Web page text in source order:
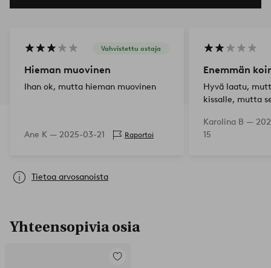
Vahvistettu ostaja
Hieman muovinen
Ihan ok, mutta hieman muovinen
Ane K — 2025-03-21 Raportoi
Enemmän
Hyvä laatu,
kissalle, mutta
koiralle.
Karolina B —
15
Tietoa arvosanoista
Yhteensopivia osia
Lisää